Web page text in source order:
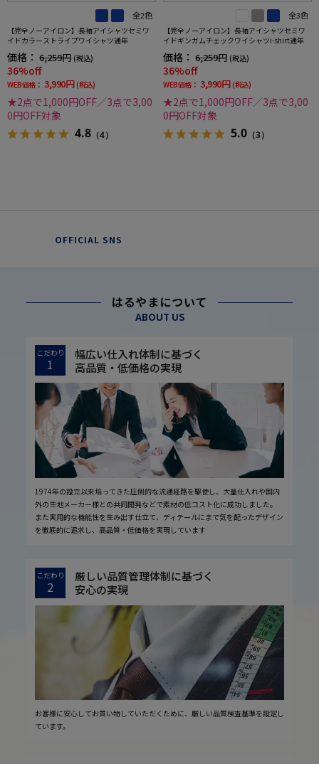
全2色
【完全ノーアイロン】長袖アイシャツセミワ
イドカラーストライプワイシャツ通年
価格： 6,259円 (税込)
36%off
WEB価格： 3,990円 (税込)
★2点で1,000円OFF／3点で3,00
0円OFF対象
4.8 （4）
全3色
【完全ノーアイロン】長袖アイシャツセミワ
イドギンガムチェックワイシャツi-shirt通年
価格： 6,259円 (税込)
36%off
WEB価格： 3,990円 (税込)
★2点で1,000円OFF／3点で3,00
0円OFF対象
5.0 （3）
OFFICIAL SNS
はるやまについて
ABOUT US
こだわり
1
幅広い仕入れ体制に基づく
高品質・低価格の実現
1974年の設立以来培ってきた圧倒的な流通経路を駆使し、大量仕入れや国内
外の生地メーカー様との共同開発などで素材の低コスト化に成功しました。
また実用的な機能性を生み出す仕立て、ディテールにまで気を配ったデザイン
を徹底的に追求し、高品質・低価格を実現しています
こだわり
2
厳しい品質管理体制に基づく
安心の実現
お客様に安心してお買い物していただくために、厳しい品質検査基準を設定し
ています。